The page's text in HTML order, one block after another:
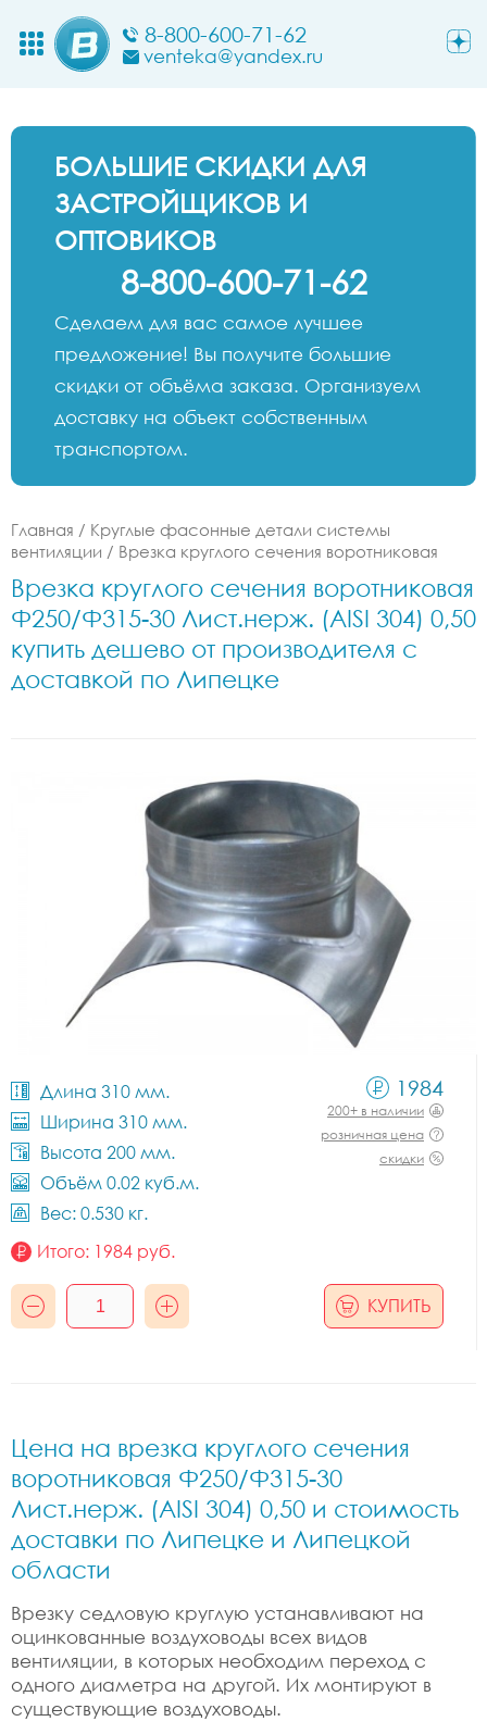
8-800-600-71-62
venteka@yandex.ru
БОЛЬШИЕ СКИДКИ ДЛЯ
ЗАСТРОЙЩИКОВ И
ОПТОВИКОВ
8-800-600-71-62
Сделаем для вас самое лучшее
предложение! Вы получите большие
скидки от объёма заказа. Организуем
доставку на объект собственным
транспортом.
Главная / Круглые фасонные детали системы
вентиляции / Врезка круглого сечения воротниковая
Врезка круглого сечения воротниковая
Ф250/Ф315-30 Лист.нерж. (AISI 304) 0,50
купить дешево от производителя с
доставкой по Липецке
Длина 310 мм.
Ширина 310 мм.
Высота 200 мм.
Объём 0.02 куб.м.
Вес: 0.530 кг.
1984
200+ в наличии
розничная цена
скидки
Итого: 1984 руб.
КУПИТЬ
Цена на врезка круглого сечения
воротниковая Ф250/Ф315-30
Лист.нерж. (AISI 304) 0,50 и стоимость
доставки по Липецке и Липецкой
области
Врезку седловую круглую устанавливают на
оцинкованные воздуховоды всех видов
вентиляции, в которых необходим переход с
одного диаметра на другой. Их монтируют в
существующие воздуховоды.